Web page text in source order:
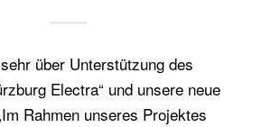
über Unterstützung des
Electra“ und unsere neue
Rahmen unseres Projektes